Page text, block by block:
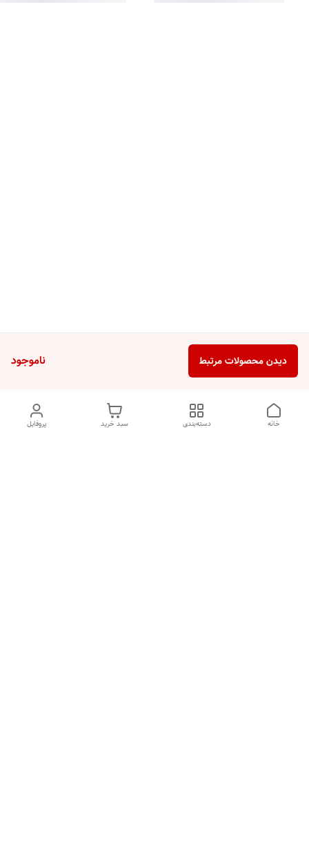
ناموجود دیدن محصولات مرتبط
پروفایل سبد خرید دسته‌بندی خانه